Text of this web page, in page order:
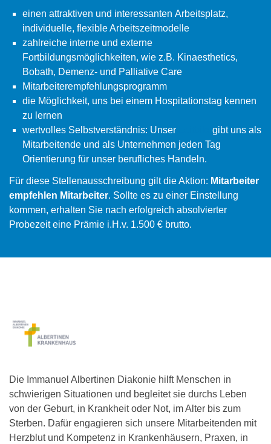
einen attraktiven und interessanten Arbeitsplatz,
individuelle, flexible Arbeitszeitmodelle
zahlreiche interne und externe
Fortbildungsmöglichkeiten, wie z.B. Kinaesthetics,
Bobath, Demenz- und Palliative Care
Mitarbeiterempfehlungsprogramm
die Möglichkeit, uns bei einem Hospitationstag kennen
zu lernen
wertvolles Selbstverständnis: Unser
gibt uns als
Mitarbeitende und als Unternehmen jeden Tag
Orientierung für unser berufliches Handeln.
Für diese Stellenausschreibung gilt die Aktion: Mitarbeiter
empfehlen Mitarbeiter. Sollte es zu einer Einstellung
kommen, erhalten Sie nach erfolgreich absolvierter
Probezeit eine Prämie i.H.v. 1.500 € brutto.
Die Immanuel Albertinen Diakonie hilft Menschen in
schwierigen Situationen und begleitet sie durchs Leben
von der Geburt, in Krankheit oder Not, im Alter bis zum
Sterben. Dafür engagieren sich unsere Mitarbeitenden mit
Herzblut und Kompetenz in Krankenhäusern, Praxen, in